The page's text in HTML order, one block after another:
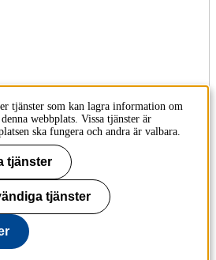
tjänster som kan lagra information om
webbplats. Vissa tjänster är
ska fungera och andra är valbara.
tjänster
tjänster